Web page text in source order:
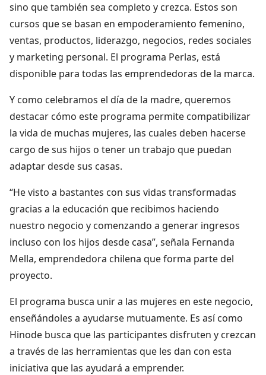
sino que también sea completo y crezca. Estos son
cursos que se basan en empoderamiento femenino,
ventas, productos, liderazgo, negocios, redes sociales
y marketing personal. El programa Perlas, está
disponible para todas las emprendedoras de la marca.
Y como celebramos el día de la madre, queremos
destacar cómo este programa permite compatibilizar
la vida de muchas mujeres, las cuales deben hacerse
cargo de sus hijos o tener un trabajo que puedan
adaptar desde sus casas.
“He visto a bastantes con sus vidas transformadas
gracias a la educación que recibimos haciendo
nuestro negocio y comenzando a generar ingresos
incluso con los hijos desde casa”, señala Fernanda
Mella, emprendedora chilena que forma parte del
proyecto.
El programa busca unir a las mujeres en este negocio,
enseñándoles a ayudarse mutuamente. Es así como
Hinode busca que las participantes disfruten y crezcan
a través de las herramientas que les dan con esta
iniciativa que las ayudará a emprender.